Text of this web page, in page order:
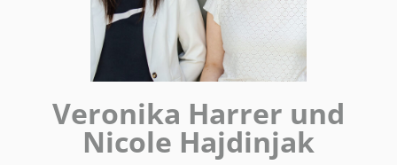
Veronika Harrer und
Nicole Hajdinjak